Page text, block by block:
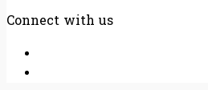
Connect with us